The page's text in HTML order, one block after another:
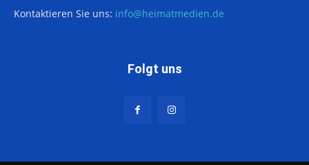
Kontaktieren Sie uns: info@heimatmedien.de
Folgt uns